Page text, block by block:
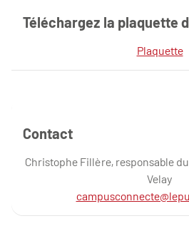
Téléchargez la plaquette
Plaquette
Contact
Christophe Fillère, responsable
Velay